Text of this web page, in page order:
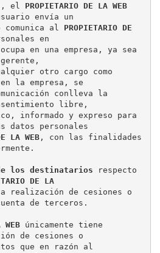
el PROPIETARIO DE LA WEB
envía un
al PROPIETARIO DE
en
en una empresa, ya sea
otro cargo como
la empresa, se
conlleva la
libre,
informado y expreso para
datos personales
LA WEB, con las finalidades
los destinatarios respecto
DE LA
realización de cesiones o
de terceros.
únicamente tiene
de cesiones o
que en razón al